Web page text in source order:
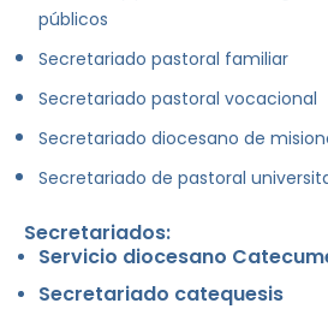
públicos
Secretariado pastoral familiar
Secretariado pastoral vocacional
Secretariado diocesano de
Secretariado de pastoral
Secretariados:
Servicio diocesano
Secretariado catequesis